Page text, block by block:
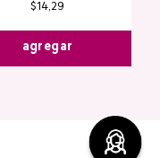
$14,29
agregar